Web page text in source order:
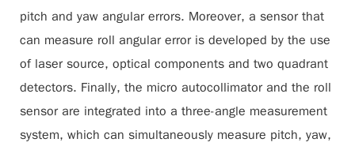
pitch and yaw angular errors. Moreover, a sensor that
can measure roll angular error is developed by the use
of laser source, optical components and two quadrant
detectors. Finally, the micro autocollimator and the roll
sensor are integrated into a three-angle measurement
system, which can simultaneously measure pitch, yaw,